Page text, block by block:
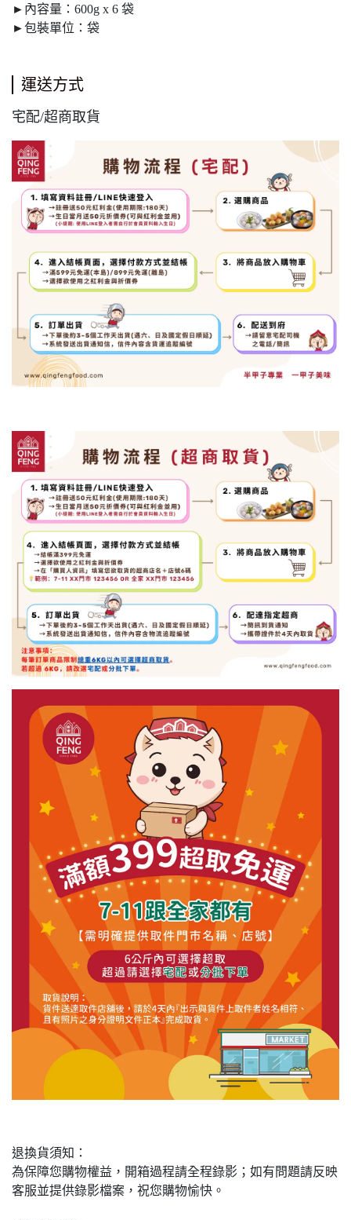
►內容量：600g x 6 袋
►包裝單位：袋
運送方式
宅配/超商取貨
退換貨須知：
為保障您購物權益，開箱過程請全程錄影；如有問題請反映
客服並提供錄影檔案，祝您購物愉快。